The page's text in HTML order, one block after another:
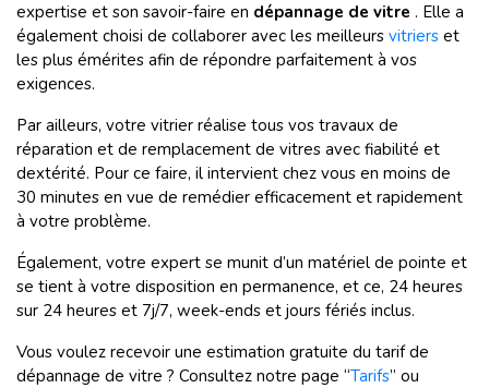
expertise et son savoir-faire en dépannage de vitre . Elle a
également choisi de collaborer avec les meilleurs vitriers et
les plus émérites afin de répondre parfaitement à vos
exigences.
Par ailleurs, votre vitrier réalise tous vos travaux de
réparation et de remplacement de vitres avec fiabilité et
dextérité. Pour ce faire, il intervient chez vous en moins de
30 minutes en vue de remédier efficacement et rapidement
à votre problème.
Également, votre expert se munit d’un matériel de pointe et
se tient à votre disposition en permanence, et ce, 24 heures
sur 24 heures et 7j/7, week-ends et jours fériés inclus.
Vous voulez recevoir une estimation gratuite du tarif de
dépannage de vitre ? Consultez notre page “Tarifs” ou